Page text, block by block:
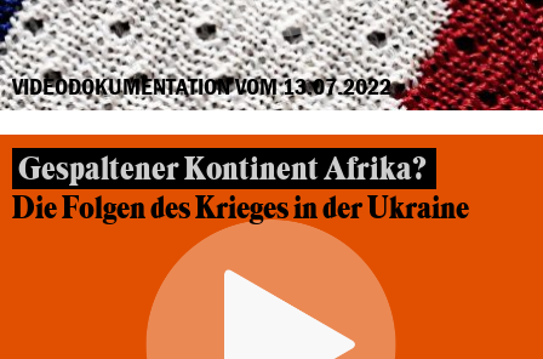
VIDEODOKUMENTATION VOM 13.07.2022
Gespaltener Kontinent Afrika?
Die Folgen des Krieges in der Ukraine